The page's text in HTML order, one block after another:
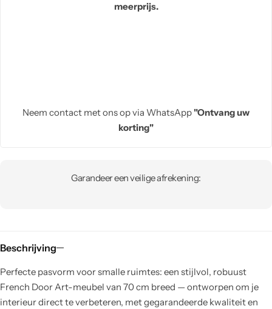
meerprijs.
Neem contact met ons op via WhatsApp"Ontvang uw
korting"
Garandeer een veilige afrekening:
Beschrijving
Perfecte pasvorm voor smalle ruimtes: een stijlvol, robuust
French Door Art-meubel van 70 cm breed — ontworpen om je
interieur direct te verbeteren, met gegarandeerde kwaliteit en